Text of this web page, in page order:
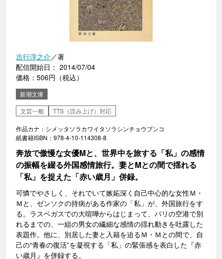
吉行淳之介／著
配信開始日： 2014/07/04
価格：506円（税込）
新潮文庫
文芸一般
TTS（読み上げ）対応
作品カナ：シメッタソラカワイタソラシンチョウブンコ
紙書籍ISBN：978-4-10-114308-8
奔放で傲慢な女優Mと、世界中を旅する「私」の感情
の振幅を綴る外国感情旅行。妻とMとの間で揺れる
「私」を捉えた「赤い歳月」併録。
可憐でやさしく、それでいて嫉妬深く自己中心的な女性Ｍ・
Ｍと、ゼンソクの持病がある作家の「私」が、外国旅行をす
る。ラスベガスでの大喧嘩からはじまって、パリの空港で別
れるまでの、一組の男女の繊細な感情の揺れ動きを吐露した
表題作。他に、別居した妻と入籍を迫るＭ・Ｍとの間で、自
己の“青春の復活”を凝視する「私」の緊張感を表白した『赤
い歳月』を併録する。